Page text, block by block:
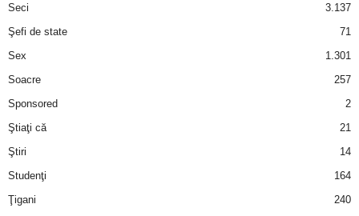
Seci
3.137
Şefi de state
71
Sex
1.301
Soacre
257
Sponsored
2
Ştiaţi că
21
Ştiri
14
Studenţi
164
Ţigani
240